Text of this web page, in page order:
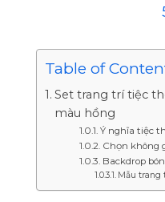
Table of
Set trang trí tiệc
màu hồng
Ý nghĩa tiệc
Chọn không
Backdrop
Mẫu trang